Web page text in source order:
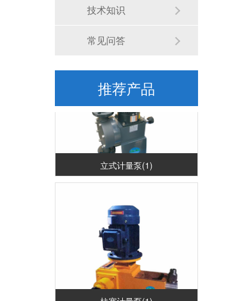
技术知识
常见问答
推荐产品
立式计量泵(1)
柱塞计量泵(1)